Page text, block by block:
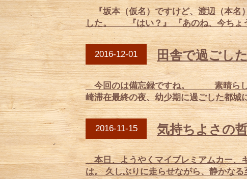
『坂本（仮名）ですけど、渡辺（本名
した。 『はい？』 『あのね、今ちょ
2016-12-01 田舎で過ごし
今回のは備忘録ですね。 素晴らしい
崎滞在最終の夜、幼少期に過ごした都
2016-11-15 気持ちよさの
本日、ようやくマイプレミアムカー、
は。 久しぶりに走らせながら、静か